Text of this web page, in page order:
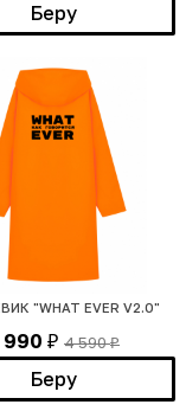
Беру
"WHAT EVER V2.0"
990 ₽ 4 590₽
Беру